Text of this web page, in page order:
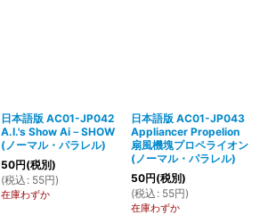
日本語版 AC01-JP042
A.I.'s Show Ai－SHOW
(ノーマル・パラレル)
50円(税別)
(税込 : 55円)
在庫わずか
日本語版 AC01-JP043
Appliancer Propelion
扇風機塊プロペライオン
(ノーマル・パラレル)
50円(税別)
(税込 : 55円)
在庫わずか